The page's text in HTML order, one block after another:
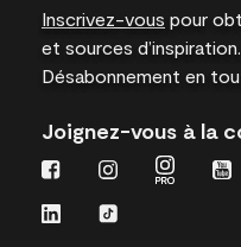
Inscrivez-vous pour
et sources d’inspiration.
Désabonnement en
Joignez-vous à la